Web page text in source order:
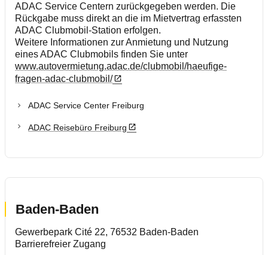
ADAC Service Centern zurückgegeben werden. Die
Rückgabe muss direkt an die im Mietvertrag erfassten
ADAC Clubmobil-Station erfolgen.
Weitere Informationen zur Anmietung und Nutzung
eines ADAC Clubmobils finden Sie unter
www.autovermietung.adac.de/clubmobil/haeufige-
fragen-adac-clubmobil/
ADAC Service Center Freiburg
ADAC Reisebüro Freiburg
Baden-Baden
Gewerbepark Cité 22, 76532 Baden-Baden
Barrierefreier Zugang